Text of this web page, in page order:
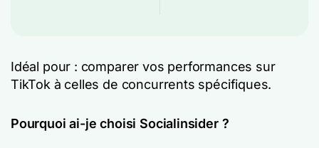
Idéal pour : comparer vos performances sur
TikTok à celles de concurrents spécifiques.
Pourquoi ai-je choisi Socialinsider ?